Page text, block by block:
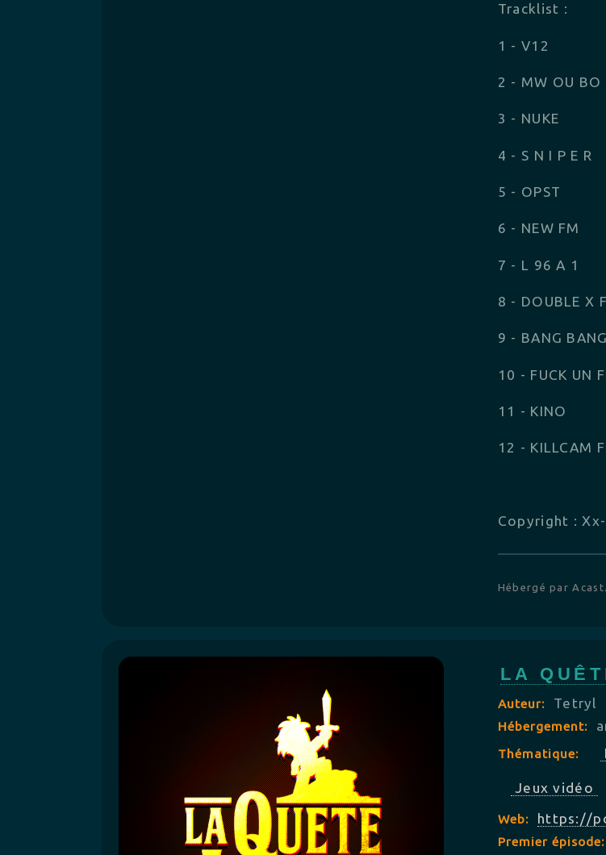
Tracklist :
1 - V12
2 - MW OU BO
3 - NUKE
4 - S N I P E R
5 - OPST
6 - NEW FM
7 - L 96 A 1
8 - DOUBLE X
9 - BANG BANG
10 - FUCK UN
11 - KINO
12 - KILLCAM
Copyright :
Hébergé par
LA
Auteur: Tetryl
Hébergement:
Thématique:
Jeux vidéo
Web: https://
Premier épisode: